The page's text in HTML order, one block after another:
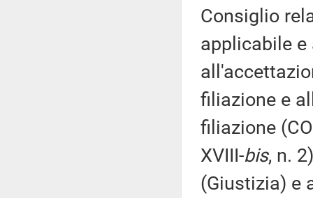
Consiglio
applicabile
filiazione e
filiazione
XVIII-bis, n.
(Giustizia) e